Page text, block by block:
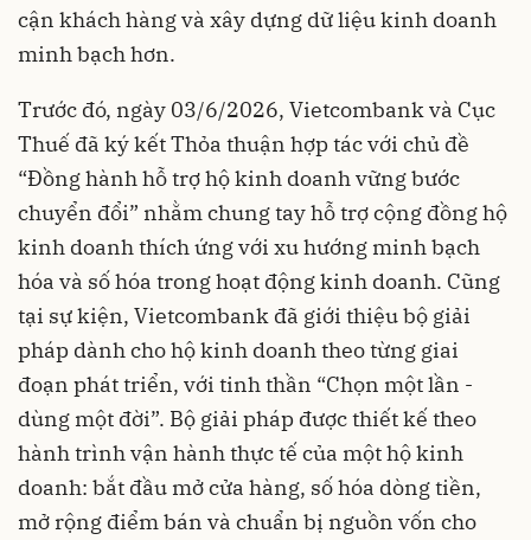
cận khách hàng và xây dựng dữ liệu kinh doanh
minh bạch hơn.
Trước đó, ngày 03/6/2026, Vietcombank và Cục
Thuế đã ký kết Thỏa thuận hợp tác với chủ đề
“Đồng hành hỗ trợ hộ kinh doanh vững bước
chuyển đổi” nhằm chung tay hỗ trợ cộng đồng hộ
kinh doanh thích ứng với xu hướng minh bạch
hóa và số hóa trong hoạt động kinh doanh. Cũng
tại sự kiện, Vietcombank đã giới thiệu bộ giải
pháp dành cho hộ kinh doanh theo từng giai
đoạn phát triển, với tinh thần “Chọn một lần -
dùng một đời”. Bộ giải pháp được thiết kế theo
hành trình vận hành thực tế của một hộ kinh
doanh: bắt đầu mở cửa hàng, số hóa dòng tiền,
mở rộng điểm bán và chuẩn bị nguồn vốn cho